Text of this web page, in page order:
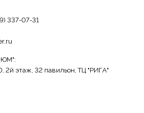
337-07-31
2й этаж, 32 павильон, ТЦ "РИГА"